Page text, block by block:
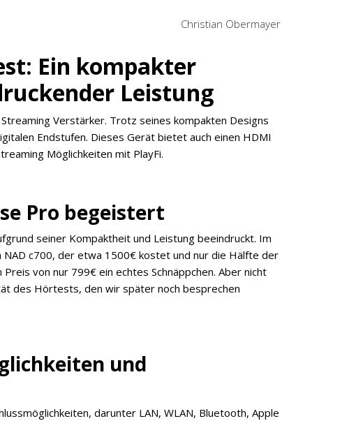
Christian Obermayer
Ein kompakter
Leistung
Verstärker. Trotz seines kompakten Designs
Endstufen. Dieses Gerät bietet auch einen HDMI
Möglichkeiten mit PlayFi.
Pro begeistert
seiner Kompaktheit und Leistung beeindruckt. Im
NAD c700, der etwa 1500€ kostet und nur die Hälfte der
von nur 799€ ein echtes Schnäppchen. Aber nicht
des Hörtests, den wir später noch besprechen
und
darunter LAN, WLAN, Bluetooth, Apple